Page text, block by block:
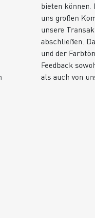
bieten können.
uns großen
unsere
abschließen.
und der
Feedback
als auch von